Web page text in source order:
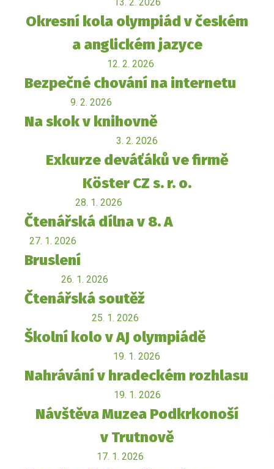
13. 2. 2026
Okresní kola olympiád v českém
a anglickém jazyce
12. 2. 2026
Bezpečné chování na internetu
9. 2. 2026
Na skok v knihovně
3. 2. 2026
Exkurze deváťáků ve firmě
Köster CZ s. r. o.
28. 1. 2026
Čtenářská dílna v 8. A
27. 1. 2026
Bruslení
26. 1. 2026
Čtenářská soutěž
25. 1. 2026
Školní kolo v AJ olympiádě
19. 1. 2026
Nahrávání v hradeckém rozhlasu
19. 1. 2026
Návštěva Muzea Podkrkonoší
v Trutnově
17. 1. 2026